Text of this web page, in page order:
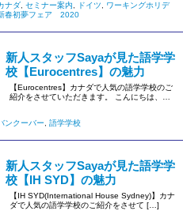
ナダ, セミナー案内, ドイツ, ワーキングホリデ
春初夢フェア 2020
新人スタッフSayaが見た語学学
校【Eurocentres】の魅力
【Eurocentres】カナダで人気の語学学校のご
紹介をさせていただきます。 こんにちは、大
ンクーバー, 語学学校
新人スタッフSayaが見た語学学
校【IH SYD】の魅力
【IH SYD(International House Sydney)】カナ
ダで人気の語学学校のご紹介をさせて […]